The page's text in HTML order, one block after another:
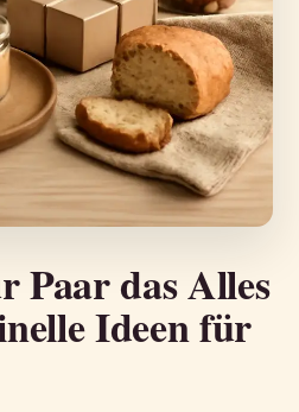
Paar das Alles
Ideen für